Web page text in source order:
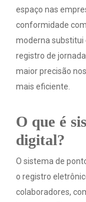
espaço nas
conformidade
moderna substitui
registro de
maior precisão
mais eficiente.
O que é
digital?
O sistema de
o registro
colaboradores,